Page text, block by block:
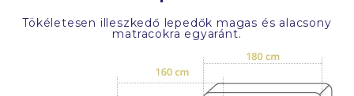
Tökéletesen illeszkedő lepedők magas és alacsony
matracokra egyaránt.